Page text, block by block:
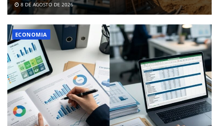
8 DE AGOSTO DE 2026
ECONOMIA